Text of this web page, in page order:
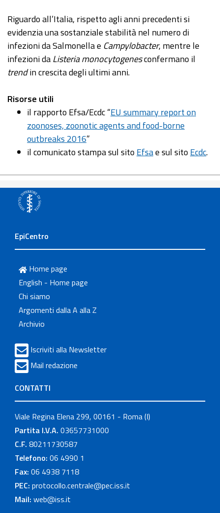
Riguardo all’Italia, rispetto agli anni precedenti si
evidenzia una sostanziale stabilità nel numero di
infezioni da Salmonella e Campylobacter, mentre le
infezioni daListeria monocytogenesconfermano il
trendin crescita degli ultimi anni.
Risorse utili
il rapporto Efsa/Ecdc “EU summary report on
zoonoses, zoonotic agents and food-borne
outbreaks 2016”
il comunicato stampa sul sito Efsae sul sito Ecdc.
EpiCentro
Home page
English - Home page
Chi siamo
Argomenti dalla A alla Z
Archivio
Iscriviti alla Newsletter
Mail redazione
CONTATTI
Viale Regina Elena 299, 00161 - Roma (I)
Partita I.V.A. 03657731000
C.F. 80211730587
Telefono: 06 4990 1
Fax: 06 4938 7118
PEC: protocollo.centrale@pec.iss.it
Mail: web@iss.it